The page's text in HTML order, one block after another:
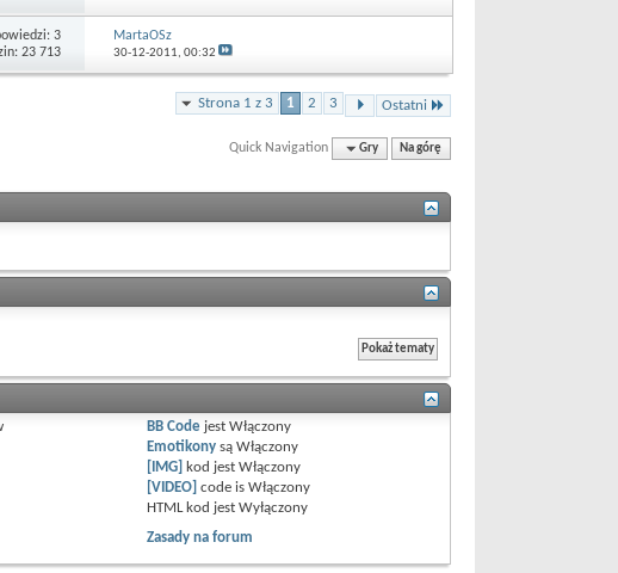
3
23 713
MartaOSz
30-12-2011, 00:32
Strona 1 z 3 1 2 3 Ostatni
Quick Navigation Gry Na górę
BB Code jestWłączony
Emotikony sąWłączony
[IMG] kod jestWłączony
[VIDEO] code isWłączony
HTML kod jestWyłączony
Zasady na forum